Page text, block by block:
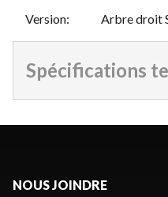
Version: Arbre droit
Spécifications
NOUS JOINDRE